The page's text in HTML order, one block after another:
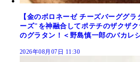
【金のボロネーゼ チーズバーググ
ーズ"を神融合してポテチのザクザ
のグラタン！＜野島慎一郎のバカレ
2026年08月07日 11:30